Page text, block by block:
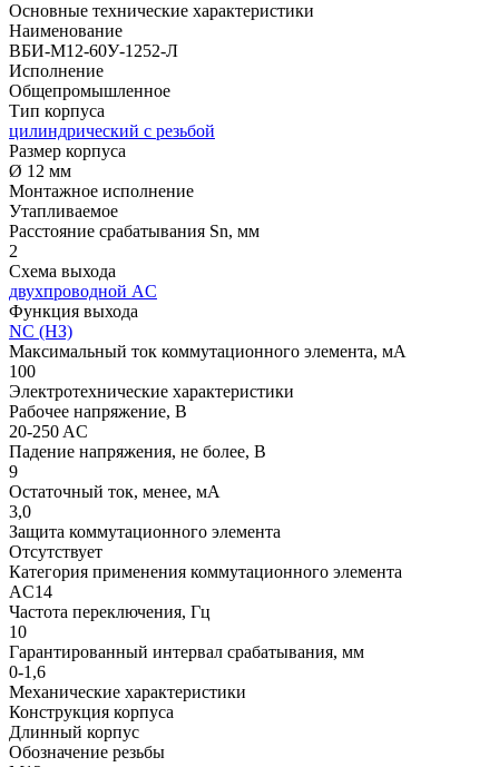
Основные технические характеристики
Наименование
ВБИ-М12-60У-1252-Л
Исполнение
Общепромышленное
Тип корпуса
цилиндрический с резьбой
Размер корпуса
Ø 12 мм
Монтажное исполнение
Утапливаемое
Расстояние срабатывания Sn, мм
2
Схема выхода
двухпроводной AC
Функция выхода
NC (НЗ)
Максимальный ток коммутационного элемента, мА
100
Электротехнические характеристики
Рабочее напряжение, В
20-250 AC
Падение напряжения, не более, В
9
Остаточный ток, менее, мА
3,0
Защита коммутационного элемента
Отсутствует
Категория применения коммутационного элемента
АC14
Частота переключения, Гц
10
Гарантированный интервал срабатывания, мм
0-1,6
Механические характеристики
Конструкция корпуса
Длинный корпус
Обозначение резьбы